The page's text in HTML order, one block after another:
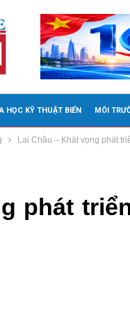
HỌC KỸ THUẬT BIỂN MÔI
Lai Châu – Khát vọng phát
phát